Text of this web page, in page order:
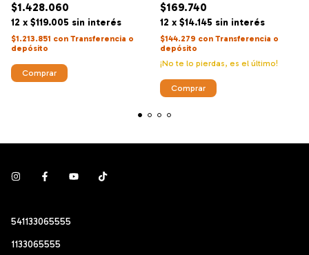
$1.428.060
12 x $119.005 sin interés
$1.213.851 con Transferencia o
depósito
$169.740
12 x $14.145 sin interés
$144.279 con Transferencia o
depósito
¡No te lo pierdas, es el último!
541133065555
1133065555